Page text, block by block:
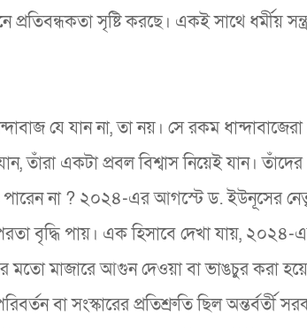
সৃষ্টি করছে। একই সাথে ধর্মীয়
যে যান না, তা নয়। সে রকম
তাঁরা একটা প্রবল বিশ্বাস নিয়েই যান। তাঁদের
পারেন না ? ২০২৪-এর আগস্টে ড. ইউনূসের
বৃদ্ধি পায়। এক হিসাবে দেখা যায়, ২০২৪-
মাজারে আগুন দেওয়া বা ভাঙচুর করা
বা সংস্কারের প্রতিশ্রুতি ছিল অন্তর্বর্তী